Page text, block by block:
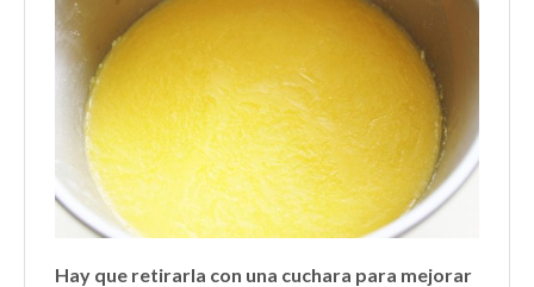
Hay que retirarla con una cuchara para mejorar